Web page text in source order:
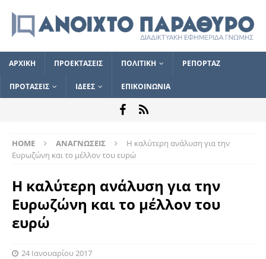
ΑΡΧΙΚΗ ΠΡΟΕΚΤΑΣΕΙΣ ΠΟΛΙΤΙΚΗ ΡΕΠΟΡΤΑΖ
ΠΡΟΤΑΣΕΙΣ ΙΔΕΕΣ ΕΠΙΚΟΙΝΩΝΙΑ
HOME ΑΝΑΓΝΩΣΕΙΣ
Η καλύτερη ανάλυση για την
Ευρωζώνη και το μέλλον του ευρώ
Η καλύτερη ανάλυση για την
Ευρωζώνη και το μέλλον του
ευρώ
24 Ιανουαρίου 2017